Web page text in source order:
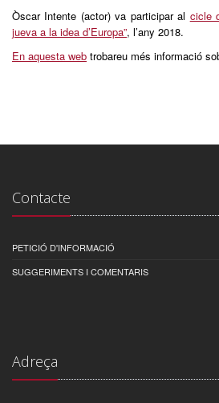
Òscar Intente (actor) va participar al cicle
jueva a la idea d’Europa”, l’any 2018.
En aquesta web trobareu més informació
Contacte
PETICIÓ D'INFORMACIÓ
SUGGERIMENTS I COMENTARIS
Adreça